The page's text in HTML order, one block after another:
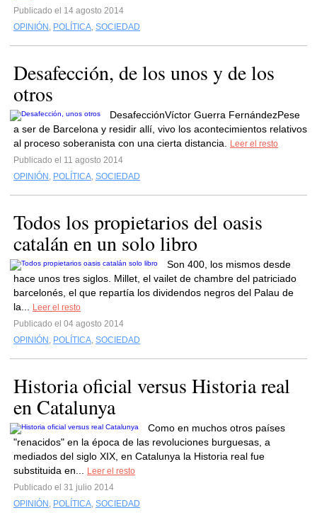
Publicado el 14 agosto 2014
OPINIÓN , POLÍTICA, SOCIEDAD
Desafección, de los unos y de los
otros
DesafecciónVíctor Guerra FernándezPese
a ser de Barcelona y residir allí, vivo los acontecimientos relativos
al proceso soberanista con una cierta distancia.
Leer el resto
Publicado el 11 agosto 2014
OPINIÓN , POLÍTICA, SOCIEDAD
Todos los propietarios del oasis
catalán en un solo libro
Son 400, los mismos desde
hace unos tres siglos. Millet, el vailet de chambre del patriciado
barcelonés, el que repartía los dividendos negros del Palau de
la...
Leer el resto
Publicado el 04 agosto 2014
OPINIÓN , POLÍTICA, SOCIEDAD
Historia oficial versus Historia real
en Catalunya
Como en muchos otros países
"renacidos" en la época de las revoluciones burguesas, a
mediados del siglo XIX, en Catalunya la Historia real fue
substituida en...
Leer el resto
Publicado el 31 julio 2014
OPINIÓN , POLÍTICA, SOCIEDAD